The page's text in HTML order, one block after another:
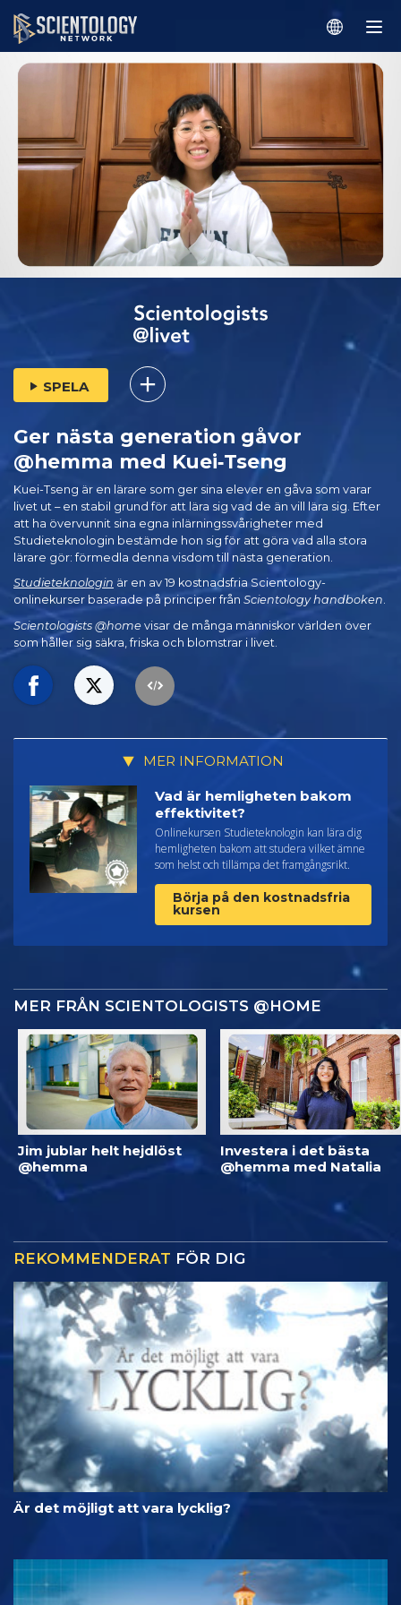
SPELA
Ger nästa generation gåvor
@hemma med Kuei‑Tseng
Kuei-Tseng är en lärare som ger sina elever en gåva som varar
livet ut – en stabil grund för att lära sig vad de än vill lära sig. Efter
att ha övervunnit sina egna inlärningssvårigheter med
Studieteknologin bestämde hon sig för att göra vad alla stora
lärare gör: förmedla denna visdom till nästa generation.
Studieteknologin är en av 19 kostnadsfria Scientology-
onlinekurser baserade på principer från Scientology handboken.
Scientologists @home visar de många människor världen över
som håller sig säkra, friska och blomstrar i livet.
MER INFORMATION
Vad är hemligheten bakom
effektivitet?
Onlinekursen Studieteknologin kan lära dig
hemligheten bakom att studera vilket ämne
som helst och tillämpa det framgångsrikt.
Börja på den kostnadsfria
kursen
MER FRÅN SCIENTOLOGISTS @HOME
Jim jublar helt hejdlöst
@hemma
Investera i det bästa
@hemma med Natalia
REKOMMENDERAT FÖR DIG
Är det möjligt att vara lycklig?